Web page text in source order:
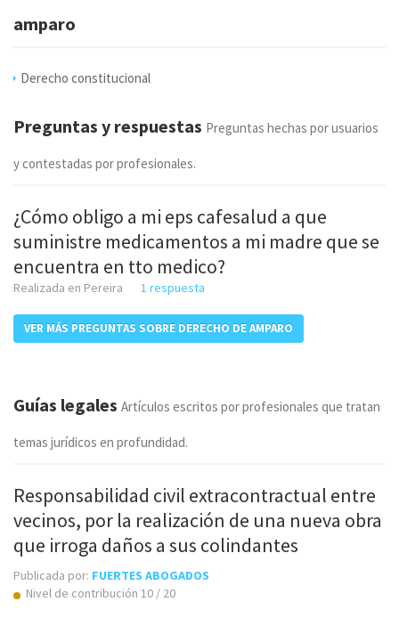
amparo
Derecho constitucional
Preguntas y respuestas Preguntas hechas por usuarios
y contestadas por profesionales.
¿Cómo obligo a mi eps cafesalud a que
suministre medicamentos a mi madre que se
encuentra en tto medico?
Realizada en Pereira 1 respuesta
VER MÁS PREGUNTAS SOBRE DERECHO DE AMPARO
Guías legales Artículos escritos por profesionales que tratan
temas jurídicos en profundidad.
Responsabilidad civil extracontractual entre
vecinos, por la realización de una nueva obra
que irroga daños a sus colindantes
Publicada por: FUERTES ABOGADOS
Nivel de contribución 10 / 20